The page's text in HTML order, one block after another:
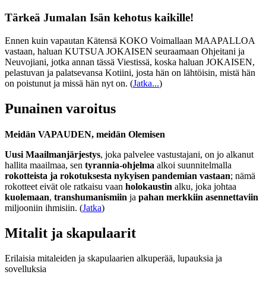
Tärkeä Jumalan Isän kehotus kaikille!
Ennen kuin vapautan Kätensä KOKO Voimallaan MAAPALLOA
vastaan, haluan KUTSUA JOKAISEN seuraamaan Ohjeitani ja
Neuvojiani, jotka annan tässä Viestissä, koska haluan JOKAISEN,
pelastuvan ja palatsevansa Kotiini, josta hän on lähtöisin, mistä hän
on poistunut ja missä hän nyt on. (Jatka...)
Punainen varoitus
Meidän VAPAUDEN, meidän Olemisen
Uusi Maailmanjärjestys, joka palvelee vastustajani, on jo alkanut
hallita maailmaa, sen tyrannia-ohjelma alkoi suunnitelmalla
rokotteista ja rokotuksesta nykyisen pandemian vastaan; nämä
rokotteet eivät ole ratkaisu vaan holokaustin alku, joka johtaa
kuolemaan, transhumanismiin ja pahan merkkiin asennettaviin
miljooniin ihmisiin. (Jatka)
Mitalit ja skapulaarit
Erilaisia mitaleiden ja skapulaarien alkuperää, lupauksia ja
sovelluksia